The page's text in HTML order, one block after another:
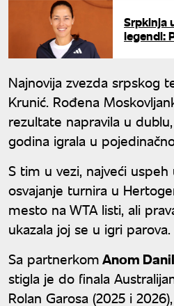
Srpkinja
legendi:
Najnovija zvezda srpskog
Krunić. Rođena
rezultate napravila u
godina igrala u
S tim u vezi, najveći uspeh
osvajanje turnira u
mesto na WTA listi, ali
ukazala joj se u igri parova.
Sa partnerkomAnom
stigla je do finala
Rolan Garosa (2025 i